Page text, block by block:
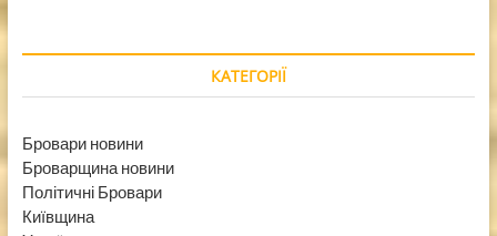
КАТЕГОРІЇ
Бровари новини
Броварщина новини
Політичні Бровари
Київщина